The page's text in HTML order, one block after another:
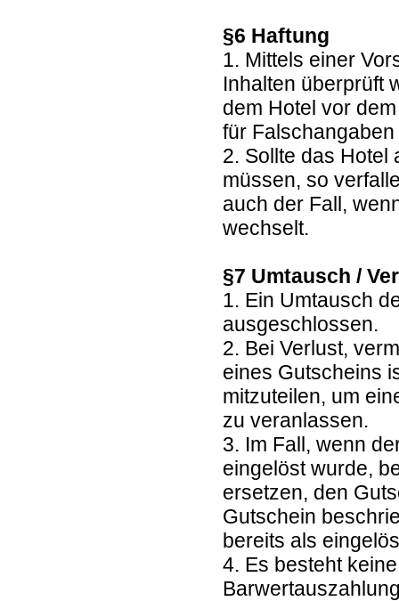
§6 Haftung
1. Mittels einer
Inhalten überprüft
dem Hotel vor
für
2. Sollte das Hotel
müssen, so
auch der Fall,
wechselt.
§7 Umtausch /
1. Ein Umtausch
ausgeschlossen.
2. Bei Verlust,
eines Gutscheins
mitzuteilen, um
zu veranlassen.
3. Im Fall, wenn
eingelöst wurde,
ersetzen, den
Gutschein
bereits als
4. Es besteht